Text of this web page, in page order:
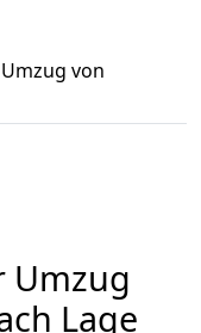
Umzug von
Umzug
Lage